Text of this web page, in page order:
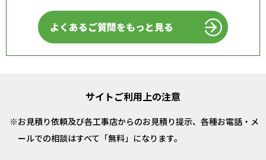
よくあるご質問をもっと見る
サイトご利用上の注意
お見積り依頼及び各工事店からのお見積り提示、各種お電話・メ
ールでの相談はすべて「無料」になります。